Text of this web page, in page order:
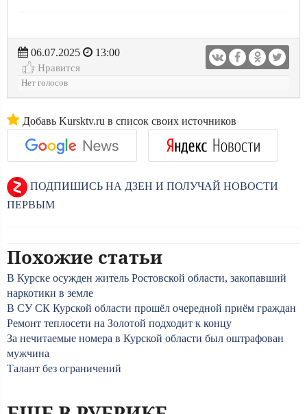
06.07.2025
13:00
Нравится
Нет голосов
Добавь Kursktv.ru в список своих источников
ПОДПИШИСЬ НА ДЗЕН И ПОЛУЧАЙ НОВОСТИ
ПЕРВЫМ
Похожие статьи
В Курске осужден житель Ростовской области, закопавший
наркотики в земле
В СУ СК Курской области прошёл очередной приём граждан
Ремонт теплосети на Золотой подходит к концу
За нечитаемые номера в Курской области был оштрафован
мужчина
Талант без ограничений